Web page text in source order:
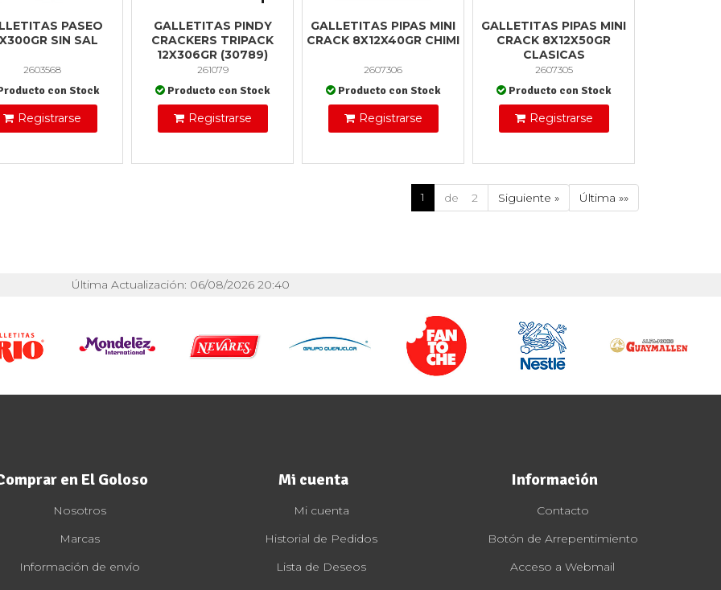
PASEO
SIN SAL
2603568
con Stock
Registrarse
GALLETITAS PINDY
CRACKERS TRIPACK
12X306GR (30789)
261079
Producto con Stock
Registrarse
GALLETITAS PIPAS MINI
CRACK 8X12X40GR CHIMI
2607306
Producto con Stock
Registrarse
GALLETITAS PIPAS MINI
CRACK 8X12X50GR
CLASICAS
2607305
Producto con Stock
Registrarse
1 de 2 Siguiente » Última »»
Última Actualización: 06/08/2026 20:40
en El Goloso
Nosotros
Marcas
Información de envío
Mi cuenta
Mi cuenta
Historial de Pedidos
Lista de Deseos
Información
Contacto
Botón de Arrepentimiento
Acceso a Webmail